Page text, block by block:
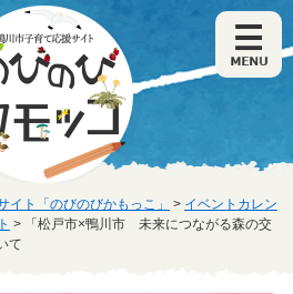
イト「のびのびかもっこ」 > イベントカレン
>
「松戸市×鴨川市 未来につながる森の交
て